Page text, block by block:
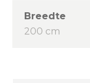
Breedte
200 cm